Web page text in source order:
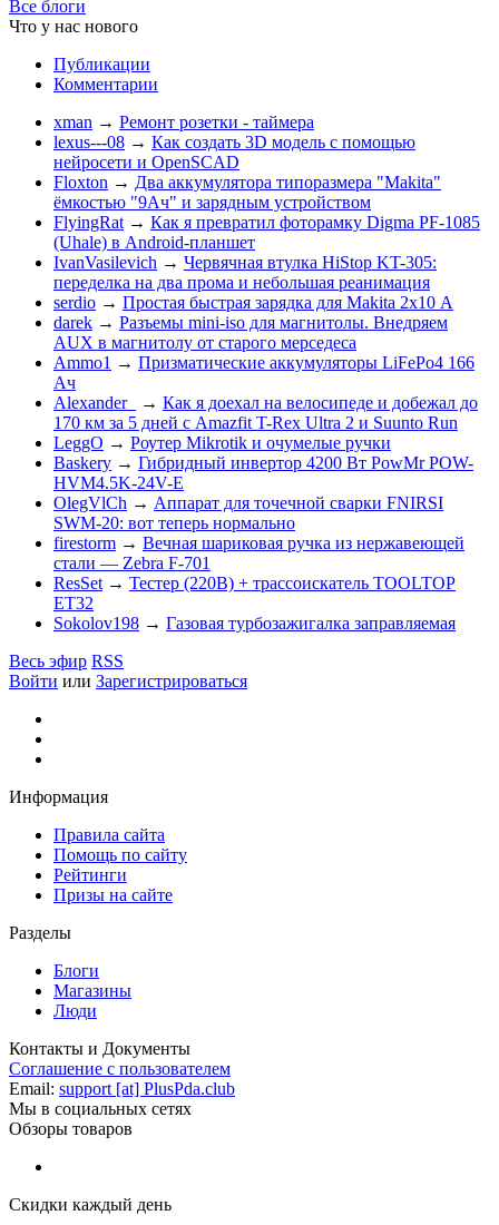
Все блоги
Что у нас нового
Публикации
Комментарии
xman → Ремонт розетки - таймера
lexus---08 → Как создать 3D модель с помощью
нейросети и OpenSCAD
Floxton → Два аккумулятора типоразмера "Makita"
ёмкостью "9Ач" и зарядным устройством
FlyingRat → Как я превратил фоторамку Digma PF-1085
(Uhale) в Android-планшет
IvanVasilevich → Червячная втулка HiStop KT-305:
переделка на два прома и небольшая реанимация
serdio → Простая быстрая зарядка для Makita 2х10 А
darek → Разъемы mini-iso для магнитолы. Внедряем
AUX в магнитолу от старого мерседеса
Ammo1 → Призматические аккумуляторы LiFePo4 166
Ач
Alexander_
→ Как я доехал на велосипеде и добежал до
170 км за 5 дней с Amazfit T-Rex Ultra 2 и Suunto Run
LeggO → Роутер Mikrotik и очумелые ручки
Baskery → Гибридный инвертор 4200 Вт PowMr POW-
HVM4.5K-24V-E
OlegVlCh → Аппарат для точечной сварки FNIRSI
SWM-20: вот теперь нормально
firestorm → Вечная шариковая ручка из нержавеющей
стали — Zebra F-701
ResSet → Тестер (220В) + трассоискатель TOOLTOP
ET32
Sokolov198 → Газовая турбозажигалка заправляемая
Весь эфир RSS
Войти или Зарегистрироваться
Информация
Правила сайта
Помощь по сайту
Рейтинги
Призы на сайте
Разделы
Блоги
Магазины
Люди
Контакты и Документы
Соглашение с пользователем
Email: support [at] PlusPda.club
Мы в социальных сетях
Обзоры товаров
Скидки каждый день